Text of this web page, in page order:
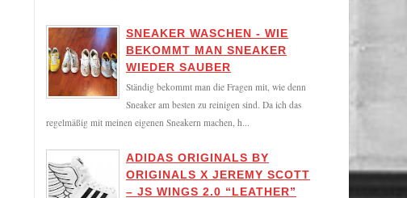
SNEAKER WASCHEN - WIE
BEKOMMT MAN SNEAKER
WIEDER SAUBER
Ständig bekommt man die Fragen mit, wie denn
Sneaker am besten zu reinigen sind. Da ich das
regelmäßig mit meinen eigenen Sneakern machen, h...
ADIDAS ORIGINALS BY
ORIGINALS X JEREMY SCOTT
– JS WINGS 2.0 “LEATHER”